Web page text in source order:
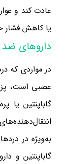
عادت کند و
یا کاهش فشار
داروهای
در مواردی که
عصبی است،
گاباپنتین یا
به‌ویژه در
گاباپنتین و